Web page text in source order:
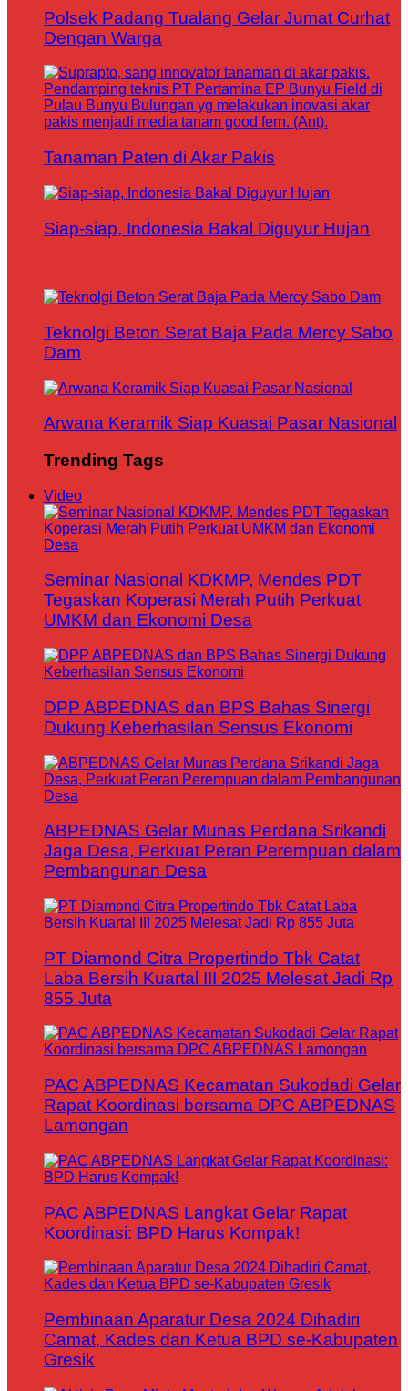
Polsek Padang Tualang Gelar Jumat Curhat
Dengan Warga
Tanaman Paten di Akar Pakis
Siap-siap, Indonesia Bakal Diguyur Hujan
Teknolgi Beton Serat Baja Pada Mercy Sabo
Dam
Arwana Keramik Siap Kuasai Pasar Nasional
Trending Tags
Video
Seminar Nasional KDKMP, Mendes PDT
Tegaskan Koperasi Merah Putih Perkuat
UMKM dan Ekonomi Desa
DPP ABPEDNAS dan BPS Bahas Sinergi
Dukung Keberhasilan Sensus Ekonomi
ABPEDNAS Gelar Munas Perdana Srikandi
Jaga Desa, Perkuat Peran Perempuan dalam
Pembangunan Desa
PT Diamond Citra Propertindo Tbk Catat
Laba Bersih Kuartal III 2025 Melesat Jadi Rp
855 Juta
PAC ABPEDNAS Kecamatan Sukodadi Gelar
Rapat Koordinasi bersama DPC ABPEDNAS
Lamongan
PAC ABPEDNAS Langkat Gelar Rapat
Koordinasi: BPD Harus Kompak!
Pembinaan Aparatur Desa 2024 Dihadiri
Camat, Kades dan Ketua BPD se-Kabupaten
Gresik